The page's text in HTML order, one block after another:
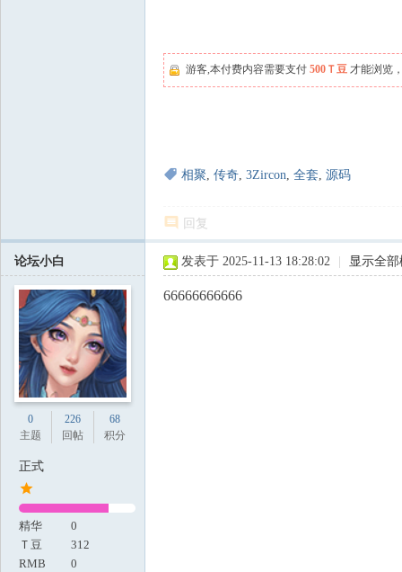
游客,本付费内容需要支付 500Ｔ豆 才能浏览
相聚, 传奇, 3Zircon, 全套, 源码
回复
论坛小白
0
主题
226
回帖
68
积分
正式
精华
0
Ｔ豆
312
RMB
0
发表于 2025-11-13 18:28:02 显示全
66666666666